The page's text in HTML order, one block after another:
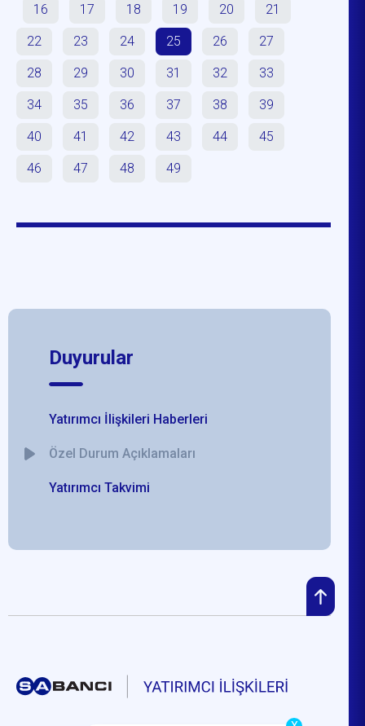
16 17 18 19 20 21
22 23 24 25 26 27
28 29 30 31 32 33
34 35 36 37 38 39
40 41 42 43 44 45
46 47 48 49
Duyurular
Yatırımcı İlişkileri Haberleri
Özel Durum Açıklamaları
Yatırımcı Takvimi